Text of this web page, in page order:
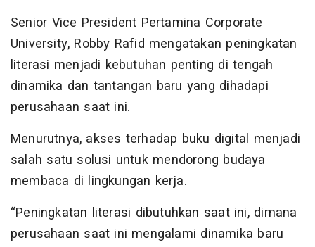
Senior Vice President Pertamina Corporate
University, Robby Rafid mengatakan peningkatan
literasi menjadi kebutuhan penting di tengah
dinamika dan tantangan baru yang dihadapi
perusahaan saat ini.
Menurutnya, akses terhadap buku digital menjadi
salah satu solusi untuk mendorong budaya
membaca di lingkungan kerja.
“Peningkatan literasi dibutuhkan saat ini, dimana
perusahaan saat ini mengalami dinamika baru